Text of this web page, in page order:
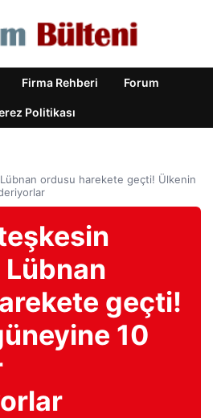
Firma Rehberi Forum
Politikası
ordusu harekete geçti! Ülkenin
Lübnan
geçti!
10